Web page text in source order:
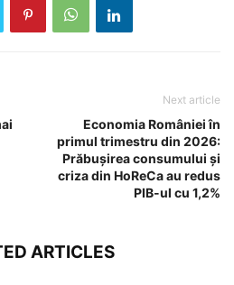
Next article
Economia României în
primul trimestru din 2026:
Prăbușirea consumului și
criza din HoReCa au redus
PIB-ul cu 1,2%
ARTICLES